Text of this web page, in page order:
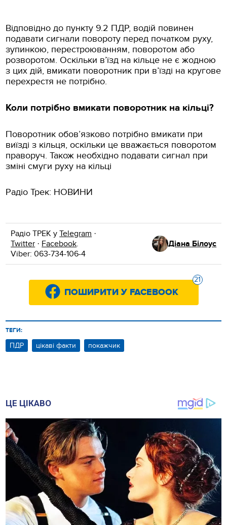
Відповідно до пункту 9.2 ПДР, водій повинен
подавати сигнали повороту перед початком руху,
зупинкою, перестроюванням, поворотом або
розворотом. Оскільки в’їзд на кільце не є жодною
з цих дій, вмикати поворотник при в’їзді на кругове
перехрестя не потрібно.
Коли потрібно вмикати поворотник на кільці?
Поворотник обов’язково потрібно вмикати при
виїзді з кільця, оскільки це вважається поворотом
праворуч. Також необхідно подавати сигнал при
зміні смуги руху на кільці
Радіо Трек: НОВИНИ
Радіо ТРЕК уTelegram ·
Twitter · Facebook.
Viber: 063-734-106-4
Діана Білоус
21
ПОШИРИТИ У FACEBOOK
ТЕГИ:
ПДР цікаві факти покажчик
ЦЕ ЦІКАВО